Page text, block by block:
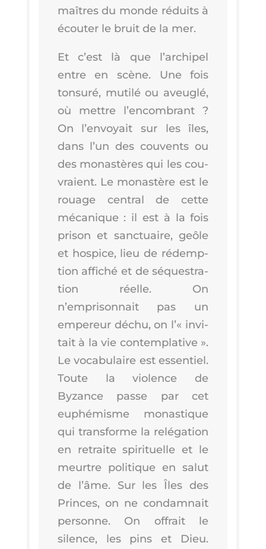
maîtres du monde réduits à
écou­ter le bruit de la mer.
Et c’est là que l’ar­chi­pel
entre en scène. Une fois
ton­su­ré, muti­lé ou aveu­glé,
où mettre l’en­com­brant ?
On l’en­voyait sur les îles,
dans l’un des cou­vents ou
des monas­tères qui les cou­
vraient. Le monas­tère est le
rouage cen­tral de cette
méca­nique : il est à la fois
pri­son et sanc­tuaire, geôle
et hos­pice, lieu de rédemp­
tion affi­ché et de séques­tra­
tion réelle. On
n’emprisonnait pas un
empe­reur déchu, on l’« invi­
tait à la vie contem­pla­tive ».
Le voca­bu­laire est essen­tiel.
Toute la vio­lence de
Byzance passe par cet
euphé­misme monas­tique
qui trans­forme la relé­ga­tion
en retraite spi­ri­tuelle et le
meurtre poli­tique en salut
de l’âme. Sur les Îles des
Princes, on ne condam­nait
per­sonne. On offrait le
silence, les pins et Dieu.